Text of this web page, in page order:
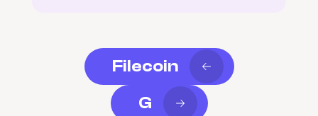
Filecoin
G